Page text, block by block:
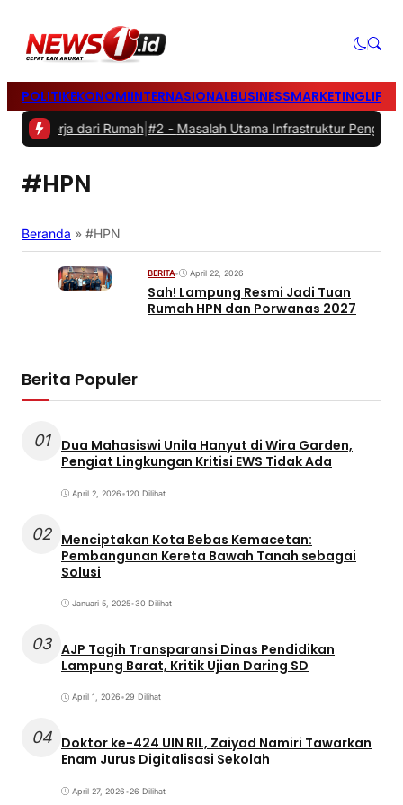
POLITIKEKONOMIINTERNASIONALBUSINESSMARKETING
Bekerja dari Rumah|#2 -Masalah Utama Infrastruktur Pengisian
#HPN
Beranda » #HPN
BERITA• April 22, 2026
Sah! Lampung Resmi Jadi Tuan
Rumah HPN dan Porwanas 2027
Berita Populer
01
Dua Mahasiswi Unila Hanyut di Wira Garden,
Pengiat Lingkungan Kritisi EWS Tidak Ada
April 2, 2026•120 Dilihat
02 Menciptakan Kota Bebas Kemacetan:
Pembangunan Kereta Bawah Tanah sebagai
Solusi
Januari 5, 2025•30 Dilihat
03 AJP Tagih Transparansi Dinas Pendidikan
Lampung Barat, Kritik Ujian Daring SD
April 1, 2026•29 Dilihat
04 Doktor ke-424 UIN RIL, Zaiyad Namiri Tawarkan
Enam Jurus Digitalisasi Sekolah
April 27, 2026•26 Dilihat